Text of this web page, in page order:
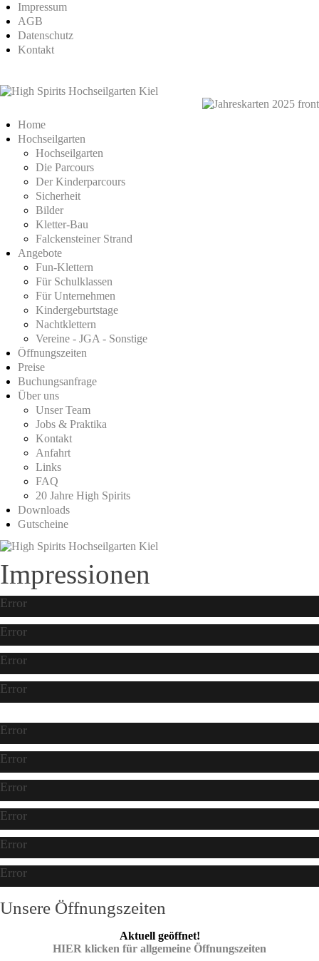
Impressum
AGB
Datenschutz
Kontakt
Home
Hochseilgarten
Hochseilgarten
Die Parcours
Der Kinderparcours
Sicherheit
Bilder
Kletter-Bau
Falckensteiner Strand
Angebote
Fun-Klettern
Für Schulklassen
Für Unternehmen
Kindergeburtstage
Nachtklettern
Vereine - JGA - Sonstige
Öffnungszeiten
Preise
Buchungsanfrage
Über uns
Unser Team
Jobs & Praktika
Kontakt
Anfahrt
Links
FAQ
20 Jahre High Spirits
Downloads
Gutscheine
Impressionen
Error
Error
Error
Error
Error
Error
Error
Error
Error
Error
Unsere Öffnungszeiten
Aktuell geöffnet!
HIER klicken für allgemeine Öffnungszeiten